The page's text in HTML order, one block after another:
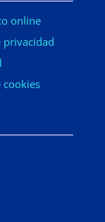
online
privacidad
cookies